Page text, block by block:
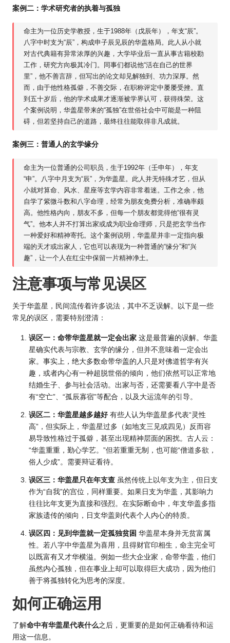
案例二：学术研究者的执着与孤独
命主为一位历史学教授，生于1988年（戊辰年），年支“辰”。
八字中时支为“辰”，构成申子辰见辰的华盖格局。此人从小就
对古代典籍有异常浓厚的兴趣，大学毕业后一直从事古籍校勘
工作，研究方向极其冷门。同事们都说他“活在自己的世界
里”，他不善言辞，但写出的论文却见解独到、功力深厚。然
而，由于他性格孤僻，不善交际，在职称评定中屡屡受挫。直
到五十岁后，他的学术成果才逐渐被学界认可，获得殊荣。这
个案例说明，华盖星带来的“孤独”在世俗社会中可能是一种阻
碍，但若坚持自己的道路，最终往往能取得非凡成就。
案例三：普通人的玄学缘分
命主为一位普通的公司职员，生于1992年（壬申年），年支
“申”。八字中月支为“辰”，为华盖星。此人并无特殊才艺，但从
小就对算命 风水 、星座等玄学内容非常着迷。工作之余，他
自学了紫微斗数和八字命理，经常为朋友免费分析，准确率颇
高。他性格内向，朋友不多，但每一个朋友都觉得他“很有灵
气”。他本人并不打算出家或成为职业命理师，只是把玄学当作
一种爱好和精神寄托。这个案例说明，华盖星并非一定指向极
端的天才或出家人，它也可以表现为一种普通的“缘分”和“兴
趣”，让一个人在红尘中保留一片精神净土。
注意事项与常见误区
关于华盖星，民间流传着许多说法，其中不乏误解。以下是一些
常见的误区，需要特别澄清：
误区一：命带华盖星就一定会出家 这是最普遍的误解。华盖
星确实代表与宗教、玄学的缘分，但并不意味着一定会出
家。事实上，绝大多数命带华盖的人只是对佛道哲学有兴
趣，或者内心有一种超脱世俗的倾向，他们依然可以正常地
结婚生子、参与社会活动。出家与否，还需要看八字中是否
有“空亡”、“孤辰寡宿”等配合，以及大运流年的引导。
误区二：华盖星越多越好 有些人认为华盖星多代表“灵性
高”，但实际上，华盖星过多（如地支三见或四见）反而容
易导致性格过于孤僻，甚至出现精神层面的困扰。古人云：
“华盖重重，勤心学艺。”但若重重无制，也可能“僧道多欲，
俗人少成”。需要辩证看待。
误区三：华盖星只在年支查 虽然传统上以年支为主，但日支
作为“自我”的宫位，同样重要。如果日支为华盖，其影响力
往往比年支更为直接和强烈。在实际断命中，年支华盖多指
家族遗传的倾向，日支华盖则代表个人内心的特质。
误区四：见到华盖就一定孤独贫困 华盖星本身并无贫富属
性。若八字中华盖星为喜用，且得财官印相生，命主完全可
以既富有又才华横溢。例如一些大企业家，命带华盖，他们
虽然内心孤独，但在事业上却可以取得巨大成功，因为他们
善于将孤独转化为思考的深度。
如何正确运用
了解命中有华盖星代表什么之后，更重要的是如何正确看待和运
用这一信息。